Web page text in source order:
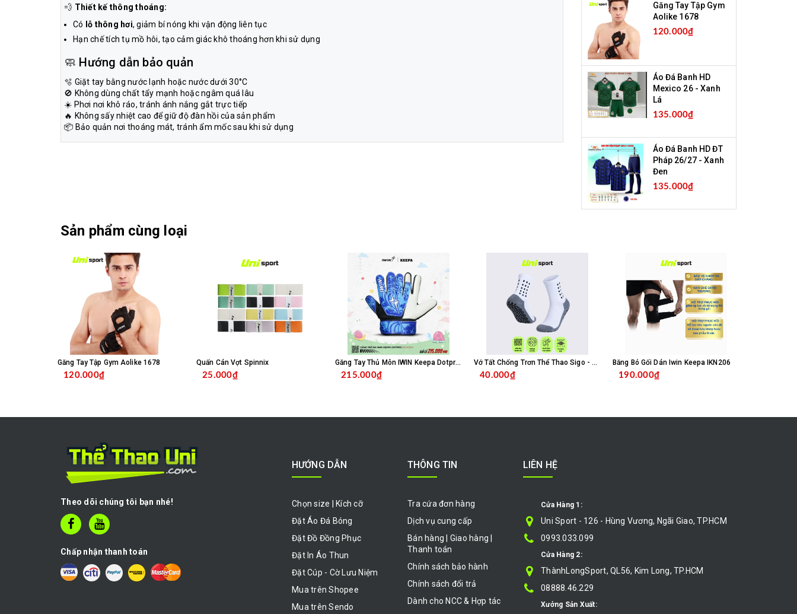
💨 Thiết kế thông thoáng:
Có lỗ thông hơi, giảm bí nóng khi vận động liên tục
Hạn chế tích tụ mồ hôi, tạo cảm giác khô thoáng hơn khi sử dụng
🧼 Hướng dẫn bảo quản
🫧 Giặt tay bằng nước lạnh hoặc nước dưới 30°C
🚫 Không dùng chất tẩy mạnh hoặc ngâm quá lâu
☀️ Phơi nơi khô ráo, tránh ánh nắng gắt trực tiếp
🔥 Không sấy nhiệt cao để giữ độ đàn hồi của sản phẩm
📦 Bảo quản nơi thoáng mát, tránh ẩm mốc sau khi sử dụng
Găng Tay Tập Gym
Aolike 1678
120.000₫
Áo Đá Banh HD
Mexico 26 - Xanh
Lá
135.000₫
Áo Đá Banh HD ĐT
Pháp 26/27 - Xanh
Đen
135.000₫
Sản phẩm cùng loại
Găng Tay Tập Gym Aolike 1678
120.000₫
Quấn Cán Vợt Spinnix
25.000₫
Găng Tay Thủ Môn IWIN Keepa Dotpro Xanh Biển
215.000₫
Vớ Tất Chống Trơn Thể Thao Sigo - Trắng
40.000₫
Băng Bó Gối Dán Iwin Keepa IKN206
190.000₫
Theo dõi chúng tôi bạn nhé!
Chấp nhận thanh toán
HƯỚNG DẪN
Chọn size | Kích cỡ
Đặt Áo Đá Bóng
Đặt Đồ Đồng Phục
Đặt In Áo Thun
Đặt Cúp - Cờ Lưu Niệm
Mua trên Shopee
Mua trên Sendo
THÔNG TIN
Tra cứa đơn hàng
Dịch vụ cung cấp
Bán hàng | Giao hàng |
Thanh toán
Chính sách bảo hành
Chính sách đổi trả
Dành cho NCC & Hợp tác
LIÊN HỆ
Cửa Hàng 1:
Uni Sport - 126 - Hùng Vương, Ngãi Giao, TP.HCM
0993.033.099
Cửa Hàng 2:
ThànhLongSport, QL56, Kim Long, TP.HCM
08888.46.229
Xưởng Sản Xuất: